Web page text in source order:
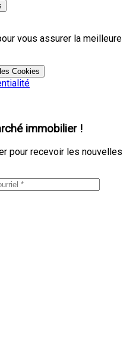
vous assurer la meilleure
Cookies
immobilier !
pour recevoir les nouvelles